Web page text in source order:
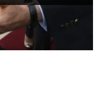
LA RESISTANCE